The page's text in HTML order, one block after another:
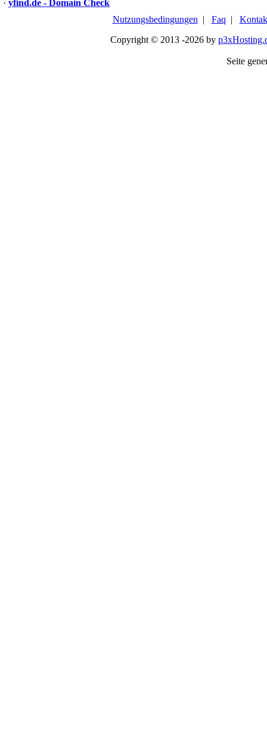
· yfind.de - Domain Check
Nutzungsbedingungen | Faq |
Copyright © 2013 -2026 by
Seite